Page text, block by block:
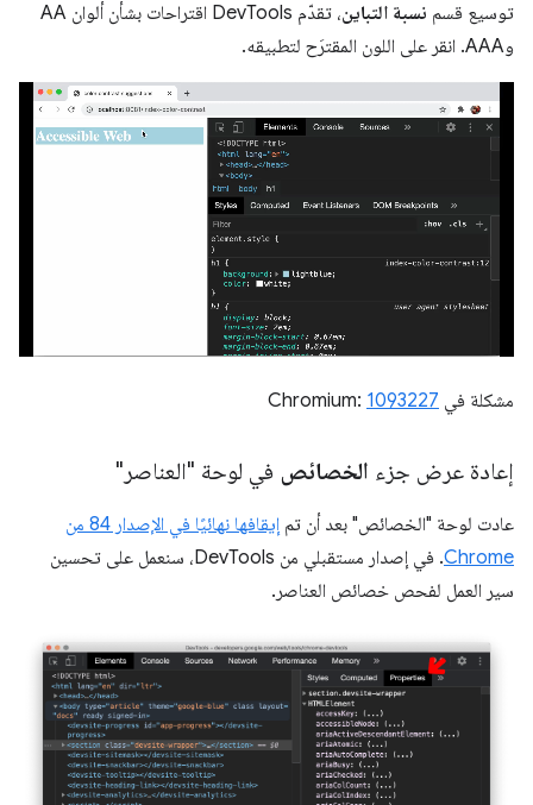
توسيع قسم نسبة التباين
، تقدّم DevTools اقتراحات بشأن ألوان AA
وAAA. انقر على اللون المقترَح لتطبيقه.
مشكلة في Chromium: 1093227
إعادة عرض جزء الخصائص في لوحة "العناصر"
عادت لوحة "الخصائص" بعد أن تم
إيقافها نهائيًا في الإصدار 84 من
Chrome
. في إصدار مستقبلي من DevTools، سنعمل على تحسين
سير العمل لفحص خصائص العناصر.